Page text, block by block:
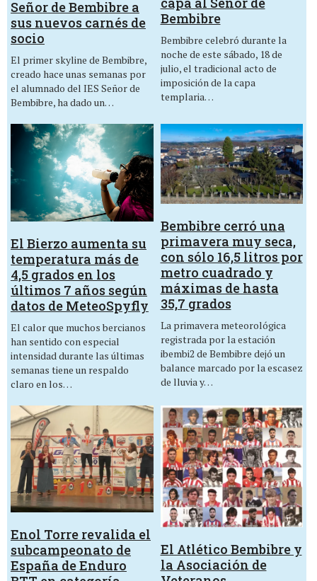
Señor de Bembibre a
sus nuevos carnés de
socio
El primer skyline de Bembibre,
creado hace unas semanas por
el alumnado del IES Señor de
Bembibre, ha dado un…
Bembibre
Bembibre celebró durante la
noche de este sábado, 18 de
julio, el tradicional acto de
imposición de la capa
templaria…
El Bierzo aumenta su
temperatura más de
4,5 grados en los
últimos 7 años según
datos de MeteoSpyfly
El calor que muchos bercianos
han sentido con especial
intensidad durante las últimas
semanas tiene un respaldo
claro en los…
Bembibre cerró una
primavera muy seca,
con sólo 16,5 litros por
metro cuadrado y
máximas de hasta
35,7 grados
La primavera meteorológica
registrada por la estación
ibembi2 de Bembibre dejó un
balance marcado por la escasez
de lluvia y…
Enol Torre revalida el
subcampeonato de
España de Enduro
El Atlético Bembibre y
la Asociación de